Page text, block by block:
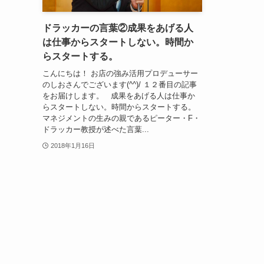
ドラッカーの言葉②成果をあげる人
は仕事からスタートしない。時間か
らスタートする。
こんにちは！ お店の強み活用プロデューサー
のしおさんでございます(^^)/ １２番目の記事
をお届けします。 成果をあげる人は仕事か
らスタートしない。時間からスタートする。
マネジメントの生みの親であるピーター・F・
ドラッカー教授が述べた言葉...
2018年1月16日